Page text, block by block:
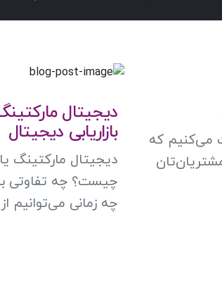
می‌کنیم که
دیجیتال
بازاریابی دیجیتال
دیجیتال مارکتینگ یا
چیست؟ چه تفاوتی با
چه زمانی می‌توانیم